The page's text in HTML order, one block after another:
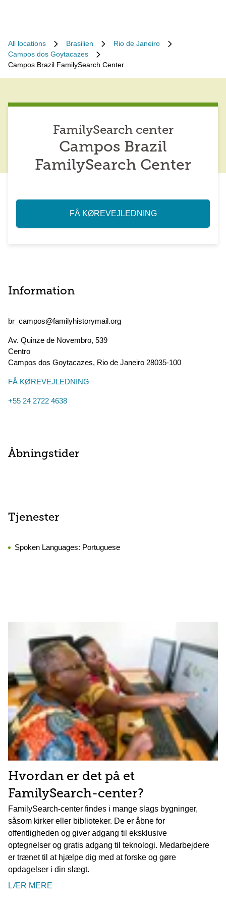
All locations Brasilien
Rio de Janeiro
Campos dos Goytacazes
Campos Brazil FamilySearch Center
FamilySearch center
Campos Brazil
FamilySearch Center
FÅ KØREVEJLEDNING
Information
br_campos@familyhistorymail.org
Av. Quinze de Novembro, 539
Centro
Campos dos Goytacazes, Rio de Janeiro 28035-100
FÅ KØREVEJLEDNING
+55 24 2722 4638
Åbningstider
Tjenester
Spoken Languages: Portuguese
Hvordan er det på et
FamilySearch-center?
FamilySearch-center findes i mange slags bygninger,
såsom kirker eller biblioteker. De er åbne for
offentligheden og giver adgang til eksklusive
optegnelser og gratis adgang til teknologi. Medarbejdere
er trænet til at hjælpe dig med at forske og gøre
opdagelser i din slægt.
LÆR MERE